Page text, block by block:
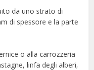
da uno strato di
di spessore e la parte
o alla carrozzeria
linfa degli alberi,